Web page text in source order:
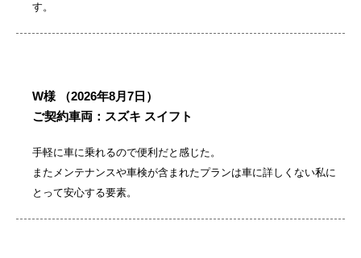
す。
W様
（2026年8月7日）
ご契約車両：スズキ スイフト
手軽に車に乗れるので便利だと感じた。
またメンテナンスや車検が含まれたプランは車に詳しくない私に
とって安心する要素。